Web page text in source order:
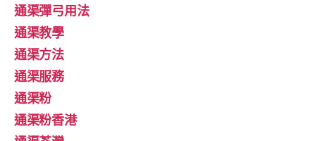
通渠彈弓用法
通渠教學
通渠方法
通渠服務
通渠粉
通渠粉香港